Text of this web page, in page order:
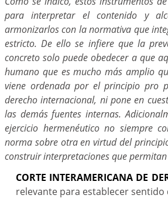
para interpretar el contenido y
armonizarlos con la normativa que
estricto. De ello se infiere que la
concreto solo puede obedecer a que
humano que es mucho más amplio
viene ordenada por el principio pro
derecho internacional, ni pone en
las demás fuentes internas.
ejercicio hermenéutico no siempre
norma sobre otra en virtud del
construir interpretaciones que
CORTE INTERAMERICANA DE
relevante para establecer